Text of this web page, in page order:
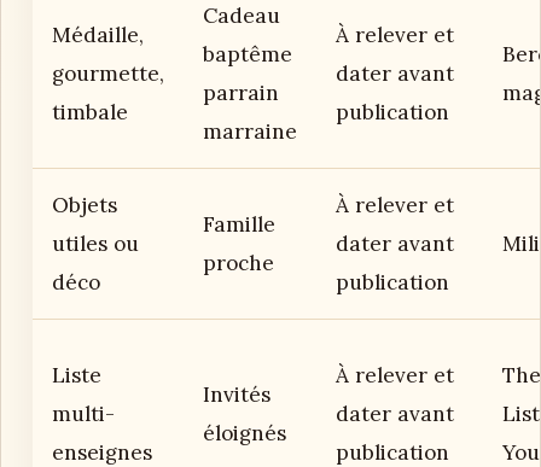
Médaille,
gourmette,
timbale
Cadeau
baptême
parrain
marraine
À relever et
dater avant
publication
Objets
utiles ou
déco
Famille
proche
À relever et
dater avant
publication
Liste
multi-
enseignes
Invités
éloignés
À relever et
dater avant
publication